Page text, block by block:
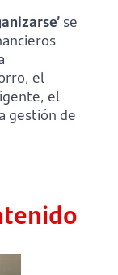
se
el
el
gestión de